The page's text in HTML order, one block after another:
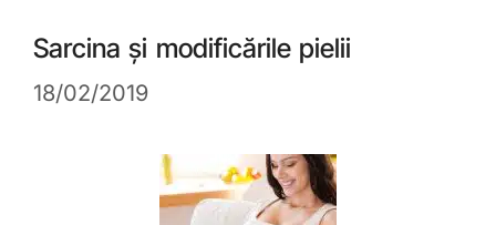
Sarcina și modificările pielii
18/02/2019